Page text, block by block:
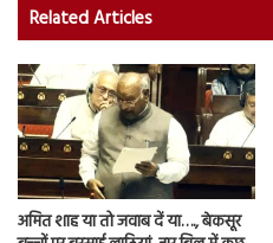
Related Articles
अमित शाह या तो जवाब दें या…., बेकसूर